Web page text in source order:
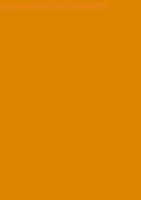
1/2 inch W071003 WORKPRO